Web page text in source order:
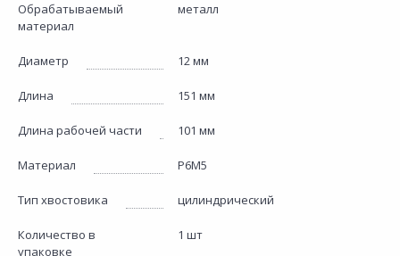
Обрабатываемый
материал
металл
Диаметр 12 мм
Длина 151 мм
Длина рабочей части 101 мм
Материал Р6М5
Тип хвостовика цилиндрический
Количество в
упаковке
1 шт